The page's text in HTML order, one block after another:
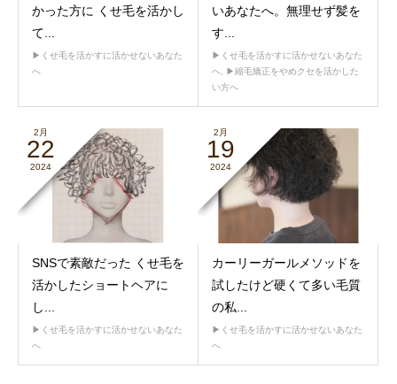
かった方に くせ毛を活かし
て...
▶︎くせ毛を活かすに活かせないあなた
へ
いあなたへ。無理せず髪を
す...
▶︎くせ毛を活かすに活かせないあなた
へ,
▶︎縮毛矯正をやめクセを活かした
い方へ
2月
22
2024
SNSで素敵だった くせ毛を
活かしたショートヘアに
し...
▶︎くせ毛を活かすに活かせないあなた
へ
2月
19
2024
カーリーガールメソッドを
試したけど硬くて多い毛質
の私...
▶︎くせ毛を活かすに活かせないあなた
へ